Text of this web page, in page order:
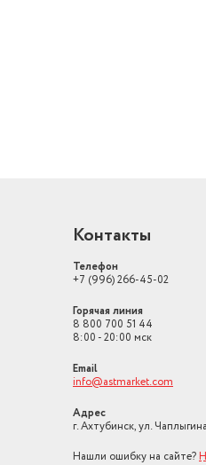
Контакты
Телефон
+7 (996) 266-45-02
Горячая линия
8 800 700 51 44
8:00 - 20:00 мск
Email
info@astmarket.com
Адрес
г. Ахтубинск, ул.
Нашли ошибку на сайте?